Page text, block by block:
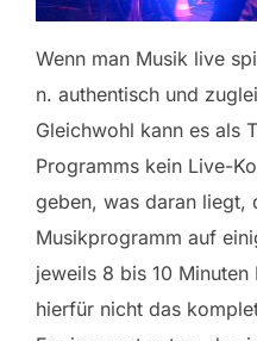
Wenn man Musik live
n. authentisch und
Gleichwohl kann es als
Programms kein Live-
geben, was daran liegt,
Musikprogramm auf
jeweils 8 bis 10
hierfür nicht das